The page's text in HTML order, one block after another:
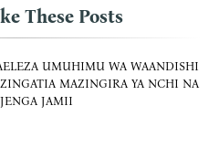
These Posts
UMUHIMU WA WAANDISHI
MAZINGIRA YA NCHI NA
JAMII